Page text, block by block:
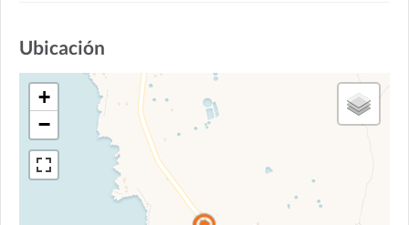
Ubicación
+
−